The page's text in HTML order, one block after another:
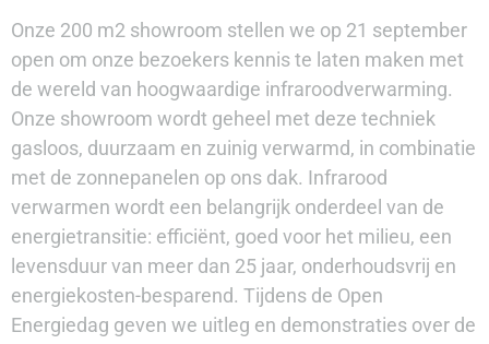
Onze 200 m2 showroom stellen we op 21 september
open om onze bezoekers kennis te laten maken met
de wereld van hoogwaardige infraroodverwarming.
Onze showroom wordt geheel met deze techniek
gasloos, duurzaam en zuinig verwarmd, in combinatie
met de zonnepanelen op ons dak. Infrarood
verwarmen wordt een belangrijk onderdeel van de
energietransitie: efficiënt, goed voor het milieu, een
levensduur van meer dan 25 jaar, onderhoudsvrij en
energiekosten-besparend. Tijdens de Open
Energiedag geven we uitleg en demonstraties over de